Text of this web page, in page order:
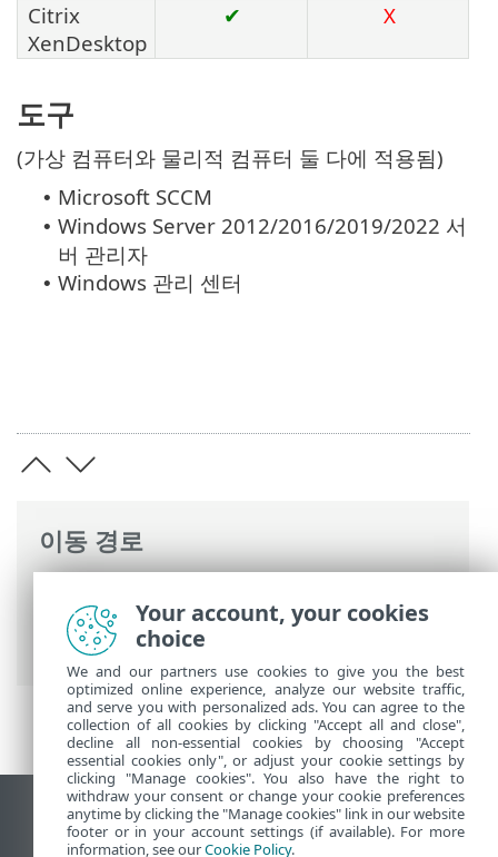
이동 경로
Prem>사양> 지원되는 워크스테이션 프로
비저닝 환경
Citrix
XenDesktop
✔ X
도구
(가상 컴퓨터와 물리적 컴퓨터 둘 다에 적용됨)
• Microsoft SCCM
• Windows Server 2012/2016/2019/2022 서
버 관리자
• Windows 관리 센터
데스크톱 사이트 보기
Your account, your cookies
choice
We and our partners use cookies to give you the best
optimized online experience, analyze our website traffic,
and serve you with personalized ads. You can agree to the
collection of all cookies by clicking "Accept all and close",
decline all non-essential cookies by choosing "Accept
essential cookies only", or adjust your cookie settings by
clicking "Manage cookies". You also have the right to
withdraw your consent or change your cookie preferences
anytime by clicking the "Manage cookies" link in our website
footer or in your account settings (if available). For more
information, see ourCookie Policy.